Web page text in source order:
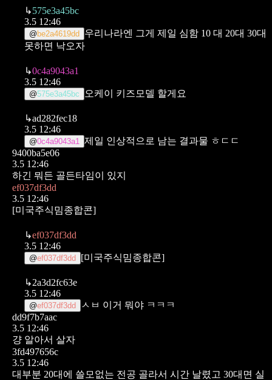
↳575e3a45bc
3.5 12:46
@ be2a4619dd 우리나라엔 그게 제일 심함 10 대 20대 30대
못하면 낙오자
↳0c4a9043a1
3.5 12:46
@575e3a45bc 오케이 키즈모델 할게요
↳ad282fec18
3.5 12:46
@0c4a9043a1
제일 인상적으로 남는 결과물 ㅎㄷㄷ
9400ba5e06
3.5 12:46
하긴 뭐든 골든타임이 있지
ef037df3dd
3.5 12:46
[미국주식밈종합콘]
↳ef037df3dd
3.5 12:46
@ef037df3dd [미국주식밈종합콘]
↳2a3d2fc63e
3.5 12:46
@ef037df3dd
ㅅㅂ 이거 뭐야 ㅋㅋㅋ
dd9f7b7aac
3.5 12:46
걍 알아서 살자
3fd497656c
3.5 12:46
대부분 20대에 쓸모없는 전공 골라서 시간 날렸고 30대면 실